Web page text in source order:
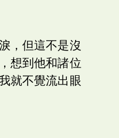
，但這不是沒
想到他和諸位
就不覺流出眼